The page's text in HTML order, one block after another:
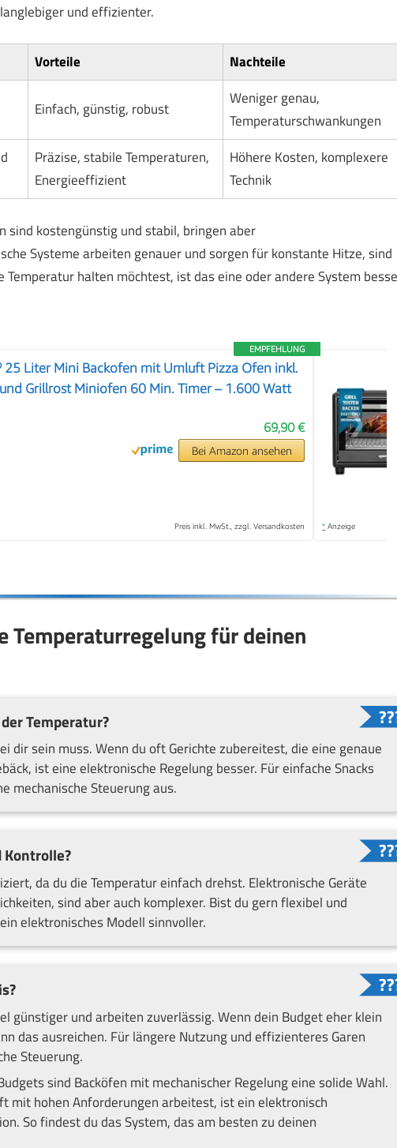
und effizienter.
Vorteile Nachteile
Einfach, günstig, robust
Weniger genau,
Temperaturschwankungen
Präzise, stabile Temperaturen,
Energieeffizient
Höhere Kosten, komplexere
Technik
sind kostengünstig und stabil, bringen aber
Systeme arbeiten genauer und sorgen für konstante Hitze, sind
halten möchtest, ist das eine oder andere System
EMPFEHLUNG
25 Liter Mini Backofen mit Umluft Pizza Ofen inkl.
Grillrost Miniofen 60 Min. Timer – 1.600 Watt
69,90 €
Bei Amazon ansehen
Preis inkl. MwSt., zzgl. Versandkosten * Anzeige
❯
Temperaturregelung für deinen
Temperatur?
dir sein muss. Wenn du oft Gerichte zubereitest, die eine genaue
ist eine elektronische Regelung besser. Für einfache Snacks
mechanische Steuerung aus.
da du die Temperatur einfach drehst. Elektronische Geräte
sind aber auch komplexer. Bist du gern flexibel und
elektronisches Modell sinnvoller.
günstiger und arbeiten zuverlässig. Wenn dein Budget eher klein
das ausreichen. Für längere Nutzung und effizienteres Garen
Steuerung.
sind Backöfen mit mechanischer Regelung eine solide Wahl.
mit hohen Anforderungen arbeitest, ist ein elektronisch
So findest du das System, das am besten zu deinen